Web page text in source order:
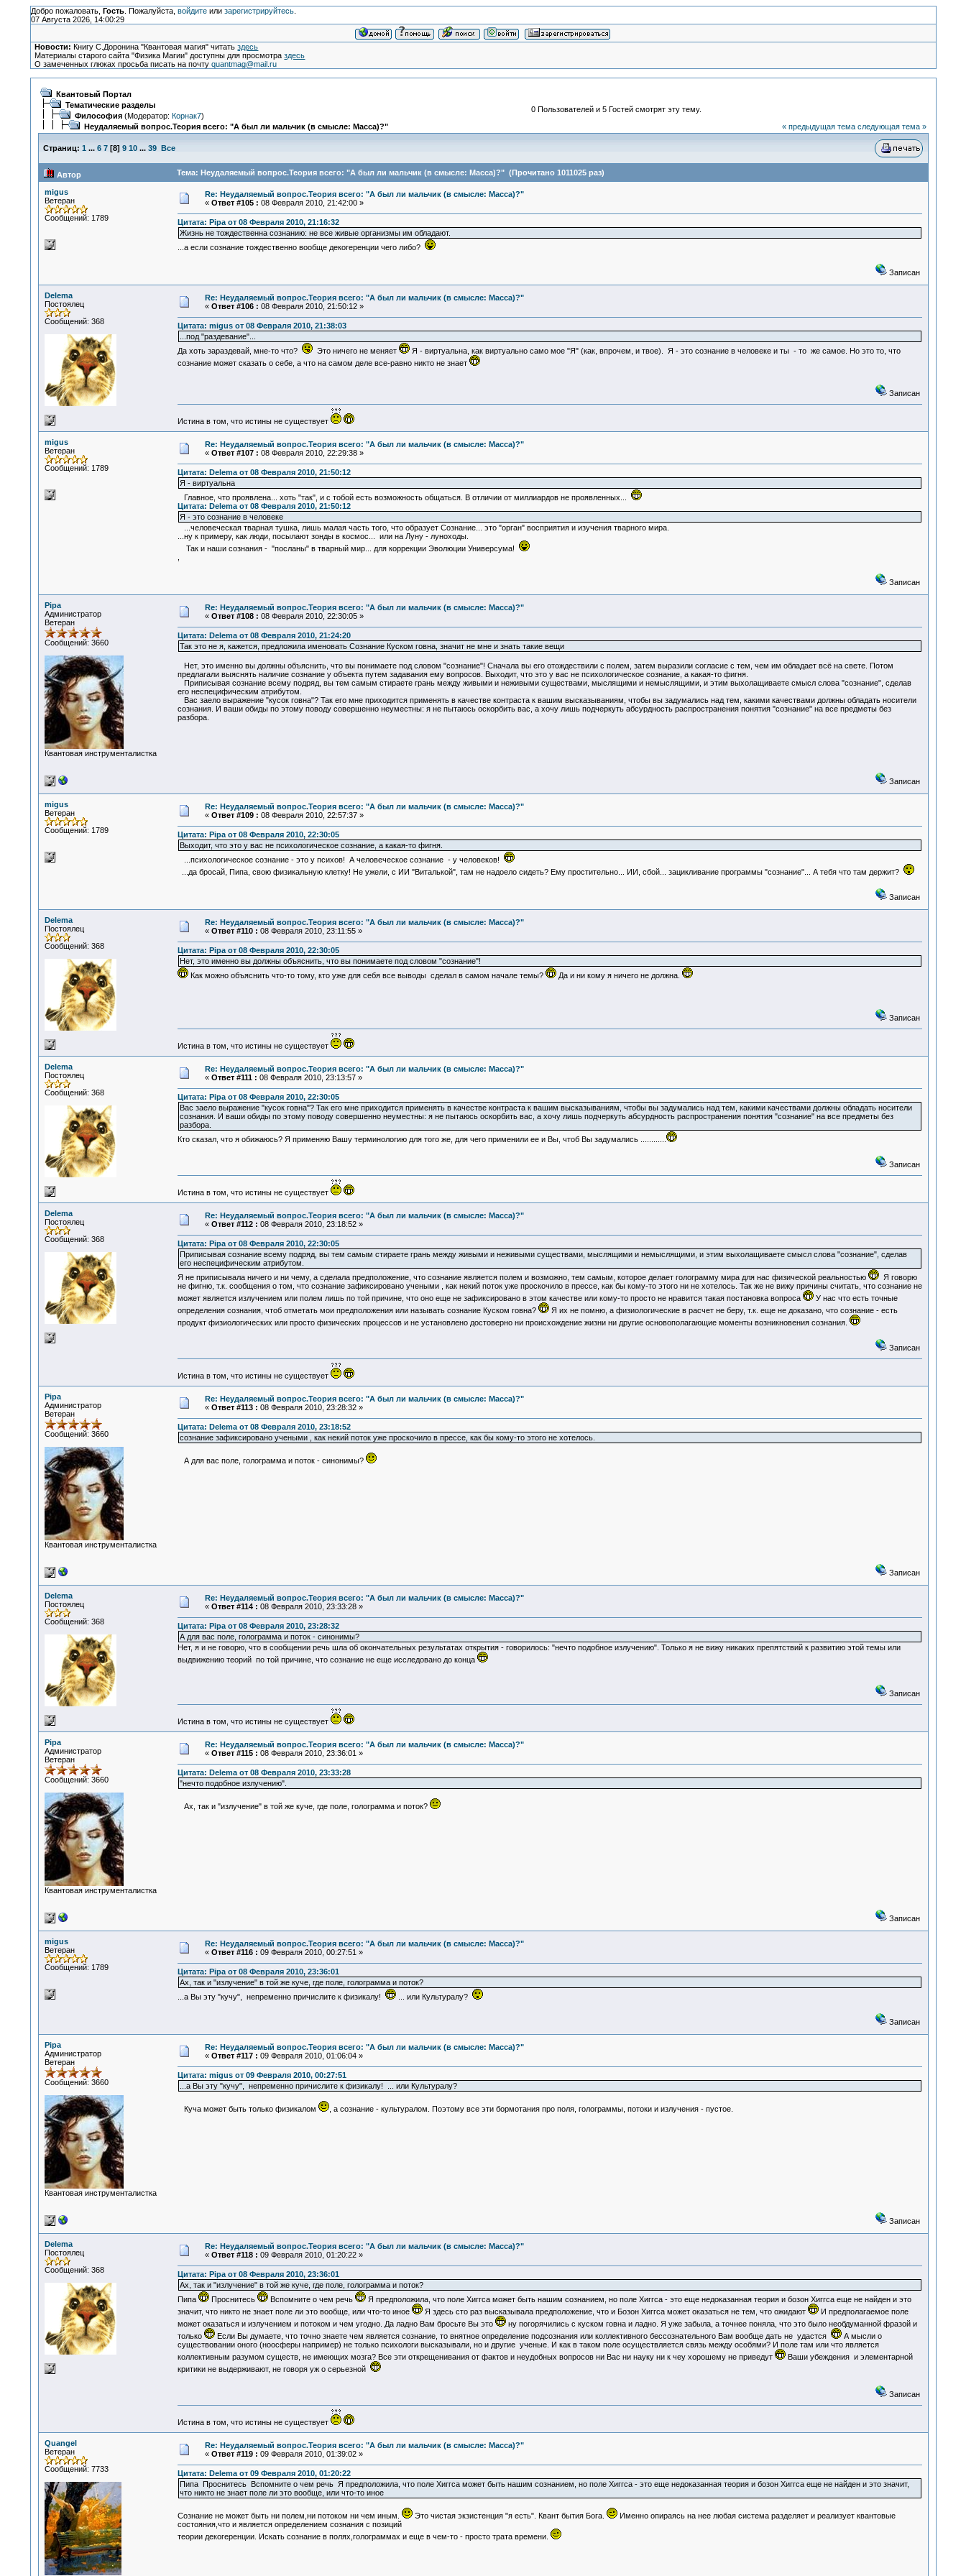
Добро пожаловать, Гость. Пожалуйста, войдитеили зарегистрируйтесь.
07 Августа 2026, 14:00:29
Новости: Книгу С.Доронина "Квантовая магия" читатьздесь
Материалы старого сайта "Физика Магии" доступны для просмотраздесь
О замеченных глюках просьба писать на почтуquantmag@mail.ru
Квантовый Портал
Тематические разделы
Философия(Модератор: Корнак7)
Неудаляемый вопрос.Теория всего: "А был ли мальчик (в смысле: Масса)?"
0 Пользователей и 5 Гостей смотрят эту тему.
« предыдущая тема следующая тема »
Страниц: 1 ... 6 7[8] 9 10 ... 39 Все
Автор Тема: Неудаляемый вопрос.Теория всего: "А был ли мальчик (в смысле: Масса)?" (Прочитано 1011025 раз)
migus
Ветеран
Сообщений: 1789
Re: Неудаляемый вопрос.Теория всего: "А был ли мальчик (в смысле: Масса)?"
« Ответ #105 : 08 Февраля 2010, 21:42:00 »
Цитата: Pipa от 08 Февраля 2010, 21:16:32
Жизнь не тождественна сознанию: не все живые организмы им обладают.
...а если сознание тождественно вообще декогеренции чего либо?
Записан
Delema
Постоялец
Сообщений: 368
Re: Неудаляемый вопрос.Теория всего: "А был ли мальчик (в смысле: Масса)?"
« Ответ #106 : 08 Февраля 2010, 21:50:12 »
Цитата: migus от 08 Февраля 2010, 21:38:03
...под "раздевание"...
Да хоть зараздевай, мне-то что?
Это ничего не меняет
Я - виртуальна, как виртуально само мое "Я" (как, впрочем, и твое). Я - это сознание в человеке и ты - то же самое. Но это то, что
сознание может сказать о себе, а что на самом деле все-равно никто не знает
Записан
Истина в том, что истины не существует
migus
Ветеран
Сообщений: 1789
Re: Неудаляемый вопрос.Теория всего: "А был ли мальчик (в смысле: Масса)?"
« Ответ #107 : 08 Февраля 2010, 22:29:38 »
Цитата: Delema от 08 Февраля 2010, 21:50:12
Я - виртуальна
Главное, что проявлена... хоть "так", и с тобой есть возможность общаться. В отличии от миллиардов не проявленных...
Цитата: Delema от 08 Февраля 2010, 21:50:12
Я - это сознание в человеке
...человеческая тварная тушка, лишь малая часть того, что образует Сознание... это "орган" восприятия и изучения тварного мира.
...ну к примеру, как люди, посылают зонды в космос... или на Луну - луноходы.
Так и наши сознания - "посланы" в тварный мир... для коррекции Эволюции Универсума!
Записан
Pipa
Администратор
Ветеран
Сообщений: 3660
Квантовая инструменталистка
Re: Неудаляемый вопрос.Теория всего: "А был ли мальчик (в смысле: Масса)?"
« Ответ #108 : 08 Февраля 2010, 22:30:05 »
Цитата: Delema от 08 Февраля 2010, 21:24:20
Так это не я, кажется, предложила именовать Сознание Куском говна, значит не мне и знать такие вещи
Нет, это именно вы должны объяснить, что вы понимаете под словом "сознание"! Сначала вы его отождествили с полем, затем выразили согласие с тем, чем им обладает всё на свете. Потом
предлагали выяснять наличие сознание у объекта путем задавания ему вопросов. Выходит, что это у вас не психологическое сознание, а какая-то фигня.
Приписывая сознание всему подряд, вы тем самым стираете грань между живыми и неживыми существами, мыслящими и немыслящими, и этим выхолащиваете смысл слова "сознание", сделав
его неспецифическим атрибутом.
Вас заело выражение "кусок говна"? Так его мне приходится применять в качестве контраста к вашим высказываниям, чтобы вы задумались над тем, какими качествами должны обладать носители
сознания. И ваши обиды по этому поводу совершенно неуместны: я не пытаюсь оскорбить вас, а хочу лишь подчеркуть абсурдность распространения понятия "сознание" на все предметы без
разбора.
Записан
migus
Ветеран
Сообщений: 1789
Re: Неудаляемый вопрос.Теория всего: "А был ли мальчик (в смысле: Масса)?"
« Ответ #109 : 08 Февраля 2010, 22:57:37 »
Цитата: Pipa от 08 Февраля 2010, 22:30:05
Выходит, что это у вас не психологическое сознание, а какая-то фигня.
...психологическое сознание - это у психов! А человеческое сознание - у человеков!
...да бросай, Пипа, свою физикальную клетку! Не ужели, с ИИ "Виталькой", там не надоело сидеть? Ему простительно... ИИ, сбой... зацикливание программы "сознание"... А тебя что там держит?
Записан
Delema
Постоялец
Сообщений: 368
Re: Неудаляемый вопрос.Теория всего: "А был ли мальчик (в смысле: Масса)?"
« Ответ #110 : 08 Февраля 2010, 23:11:55 »
Цитата: Pipa от 08 Февраля 2010, 22:30:05
Нет, это именно вы должны объяснить, что вы понимаете под словом "сознание"!
Как можно объяснить что-то тому, кто уже для себя все выводы сделал в самом начале темы?
Да и ни кому я ничего не должна.
Записан
Истина в том, что истины не существует
Delema
Постоялец
Сообщений: 368
Re: Неудаляемый вопрос.Теория всего: "А был ли мальчик (в смысле: Масса)?"
« Ответ #111 : 08 Февраля 2010, 23:13:57 »
Цитата: Pipa от 08 Февраля 2010, 22:30:05
Вас заело выражение "кусок говна"? Так его мне приходится применять в качестве контраста к вашим высказываниям, чтобы вы задумались над тем, какими качествами должны обладать носители
сознания. И ваши обиды по этому поводу совершенно неуместны: я не пытаюсь оскорбить вас, а хочу лишь подчеркуть абсурдность распространения понятия "сознание" на все предметы без
разбора.
Кто сказал, что я обижаюсь? Я применяю Вашу терминологию для того же, для чего применили ее и Вы, чтоб Вы задумались ............
Записан
Истина в том, что истины не существует
Delema
Постоялец
Сообщений: 368
Re: Неудаляемый вопрос.Теория всего: "А был ли мальчик (в смысле: Масса)?"
« Ответ #112 : 08 Февраля 2010, 23:18:52 »
Цитата: Pipa от 08 Февраля 2010, 22:30:05
Приписывая сознание всему подряд, вы тем самым стираете грань между живыми и неживыми существами, мыслящими и немыслящими, и этим выхолащиваете смысл слова "сознание", сделав
его неспецифическим атрибутом.
Я не приписывала ничего и ни чему, а сделала предположение, что сознание является полем и возможно, тем самым, которое делает голограмму мира для нас физической реальностью
Я говорю
не фигню, т.к. сообщения о том, что сознание зафиксировано учеными , как некий поток уже проскочило в прессе, как бы кому-то этого ни не хотелось. Так же не вижу причины считать, что сознание не
может является излучением или полем лишь по той причине, что оно еще не зафиксировано в этом качестве или кому-то просто не нравится такая постановка вопроса
У нас что есть точные
определения сознания, чтоб отметать мои предположения или называть сознание Куском говна?
Я их не помню, а физиологические в расчет не беру, т.к. еще не доказано, что сознание - есть
продукт физиологических или просто физических процессов и не установлено достоверно ни происхождение жизни ни другие основополагающие моменты возникновения сознания.
Записан
Истина в том, что истины не существует
Pipa
Администратор
Ветеран
Сообщений: 3660
Квантовая инструменталистка
Re: Неудаляемый вопрос.Теория всего: "А был ли мальчик (в смысле: Масса)?"
« Ответ #113 : 08 Февраля 2010, 23:28:32 »
Цитата: Delema от 08 Февраля 2010, 23:18:52
сознание зафиксировано учеными , как некий поток уже проскочило в прессе, как бы кому-то этого не хотелось.
А для вас поле, голограмма и поток - синонимы?
Записан
Delema
Постоялец
Сообщений: 368
Re: Неудаляемый вопрос.Теория всего: "А был ли мальчик (в смысле: Масса)?"
« Ответ #114 : 08 Февраля 2010, 23:33:28 »
Цитата: Pipa от 08 Февраля 2010, 23:28:32
А для вас поле, голограмма и поток - синонимы?
Нет, я и не говорю, что в сообщении речь шла об окончательных результатах открытия - говорилось: "нечто подобное излучению". Только я не вижу никаких препятствий к развитию этой темы или
выдвижению теорий по той причине, что сознание не еще исследовано до конца
Записан
Истина в том, что истины не существует
Pipa
Администратор
Ветеран
Сообщений: 3660
Квантовая инструменталистка
Re: Неудаляемый вопрос.Теория всего: "А был ли мальчик (в смысле: Масса)?"
« Ответ #115 : 08 Февраля 2010, 23:36:01 »
Цитата: Delema от 08 Февраля 2010, 23:33:28
"нечто подобное излучению".
Ах, так и "излучение" в той же куче, где поле, голограмма и поток?
Записан
migus
Ветеран
Сообщений: 1789
Re: Неудаляемый вопрос.Теория всего: "А был ли мальчик (в смысле: Масса)?"
« Ответ #116 : 09 Февраля 2010, 00:27:51 »
Цитата: Pipa от 08 Февраля 2010, 23:36:01
Ах, так и "излучение" в той же куче, где поле, голограмма и поток?
...а Вы эту "кучу", непременно причислите к физикалу!
... или Культуралу?
Записан
Pipa
Администратор
Ветеран
Сообщений: 3660
Квантовая инструменталистка
Re: Неудаляемый вопрос.Теория всего: "А был ли мальчик (в смысле: Масса)?"
« Ответ #117 : 09 Февраля 2010, 01:06:04 »
Цитата: migus от 09 Февраля 2010, 00:27:51
...а Вы эту "кучу", непременно причислите к физикалу! ... или Культуралу?
Куча может быть только физикалом , а сознание - культуралом. Поэтому все эти бормотания про поля, голограммы, потоки и излучения - пустое.
Записан
Delema
Постоялец
Сообщений: 368
Re: Неудаляемый вопрос.Теория всего: "А был ли мальчик (в смысле: Масса)?"
« Ответ #118 : 09 Февраля 2010, 01:20:22 »
Цитата: Pipa от 08 Февраля 2010, 23:36:01
Ах, так и "излучение" в той же куче, где поле, голограмма и поток?
Пипа
Проснитесь Вспомните о чем речь
Я предположила, что поле Хиггса может быть нашим сознанием, но поле Хиггса - это еще недоказанная теория и бозон Хиггса еще не найден и это
значит, что никто не знает поле ли это вообще, или что-то иное
Я здесь сто раз высказывала предположение, что и Бозон Хиггса может оказаться не тем, что ожидают
И предполагаемое поле
может оказаться и излучением и потоком и чем угодно. Да ладно Вам бросьте Вы это
ну погорячились с куском говна и ладно. Я уже забыла, а точнее поняла, что это было необдуманной фразой и
только
Если Вы думаете, что точно знаете чем является сознание, то внятное определение подсознания или коллективного бессознательного Вам вообще дать не удастся
А мысли о
существовании оного (ноосферы например) не только психологи высказывали, но и другие ученые. И как в таком поле осуществляется связь между особями? И поле там или что является
коллективным разумом существ, не имеющих мозга? Все эти открещенивания от фактов и неудобных вопросов ни Вас ни науку ни к чеу хорошему не приведут
Ваши убеждения и элементарной
критики не выдерживают, не говоря уж о серьезной
Записан
Истина в том, что истины не существует
Quangel
Ветеран
Сообщений: 7733
Re: Неудаляемый вопрос.Теория всего: "А был ли мальчик (в смысле: Масса)?"
« Ответ #119 : 09 Февраля 2010, 01:39:02 »
Цитата: Delema от 09 Февраля 2010, 01:20:22
Пипа Проснитесь Вспомните о чем речь Я предположила, что поле Хиггса может быть нашим сознанием, но поле Хиггса - это еще недоказанная теория и бозон Хиггса еще не найден и это значит,
что никто не знает поле ли это вообще, или что-то иное
Сознание не может быть ни полем,ни потоком ни чем иным. Это чистая экзистенция "я есть". Квант бытия Бога.
Именно опираясь на нее любая система разделяет и реализует квантовые
состояния,что и является определением сознания с позиций
теории декогеренции. Искать сознание в полях,голограммах и еще в чем-то - просто трата времени.